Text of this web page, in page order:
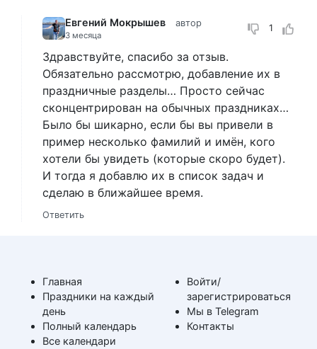
Евгений Мокрышев автор
3 месяца
1
Здравствуйте, спасибо за отзыв.
Обязательно рассмотрю, добавление их в
праздничные разделы… Просто сейчас
сконцентрирован на обычных праздниках…
Было бы шикарно, если бы вы привели в
пример несколько фамилий и имён, кого
хотели бы увидеть (которые скоро будeт).
И тогда я добавлю их в список задач и
сделаю в ближайшее время.
Ответить
Главная
Праздники на каждый
день
Полный календарь
Все календари
Войти/
зарегистрироваться
Мы в Telegram
Контакты